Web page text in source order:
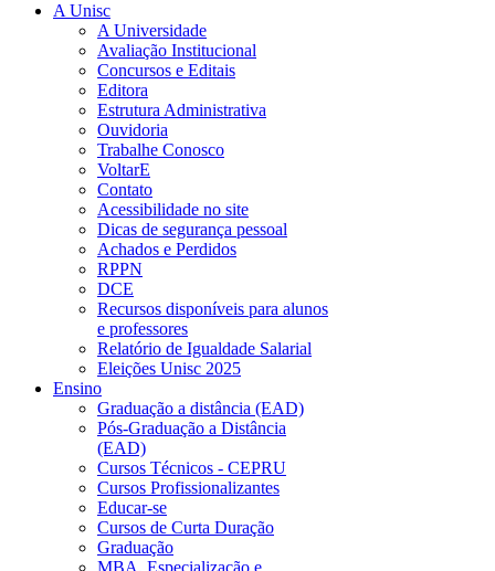
A Unisc
A Universidade
Avaliação Institucional
Concursos e Editais
Editora
Estrutura Administrativa
Ouvidoria
Trabalhe Conosco
VoltarE
Contato
Acessibilidade no site
Dicas de segurança pessoal
Achados e Perdidos
RPPN
DCE
Recursos disponíveis para alunos
e professores
Relatório de Igualdade Salarial
Eleições Unisc 2025
Ensino
Graduação a distância (EAD)
Pós-Graduação a Distância
(EAD)
Cursos Técnicos - CEPRU
Cursos Profissionalizantes
Educar-se
Cursos de Curta Duração
Graduação
MBA, Especialização e